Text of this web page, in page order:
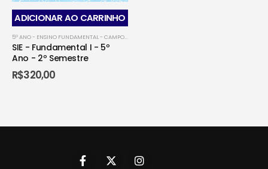
ADICIONAR AO CARRINHO
5º ANO - ENSINO FUNDAMENTAL - CAMPO GRANDENSE
SIE - Fundamental I - 5º
Ano - 2º Semestre
R$320,00